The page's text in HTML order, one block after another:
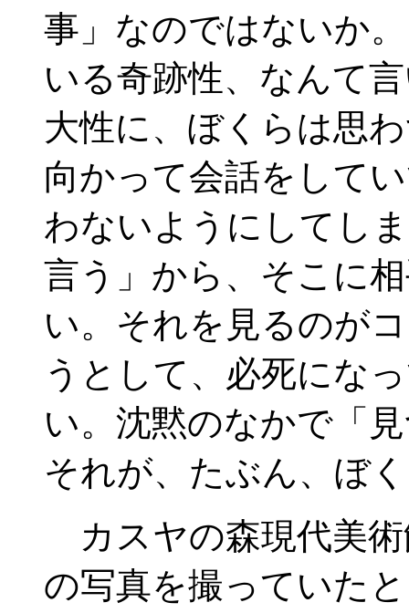
事」なのではないか
いる奇跡性、なんて
大性に、ぼくらは思
向かって会話をして
わないようにしてし
言う」から、そこに
い。それを見るのが
うとして、必死にな
い。沈黙のなかで「
それが、たぶん、ぼ
カスヤの森現代美
の写真を撮っていた